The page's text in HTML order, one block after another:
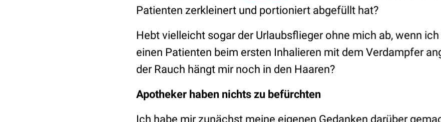
Patienten zerkleinert und portioniert abgefüllt hat?
Hebt vielleicht sogar der Urlaubsflieger ohne mich ab, wenn
einen Patienten beim ersten Inhalieren mit dem Verdampfer
der Rauch hängt mir noch in den Haaren?
Apotheker haben nichts zu befürchten
Ich habe mir zunächst meine eigenen Gedanken darüber